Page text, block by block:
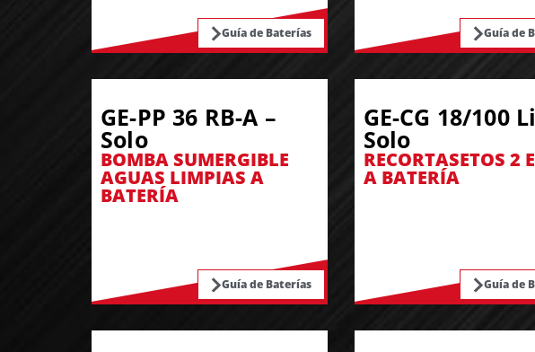
Guía de Baterías Guía de
GE-PP 36 RB-A –
Solo
BOMBA SUMERGIBLE
AGUAS LIMPIAS A
BATERÍA
Guía de Baterías
GE-CG 18/100
Solo
RECORTASETOS 2
A BATERÍA
Guía de